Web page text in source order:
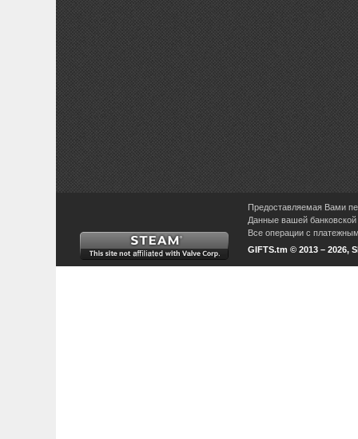
Предоставляемая Вами
Данные вашей
Все операции с
GIFTS.tm © 2013 – 2026,